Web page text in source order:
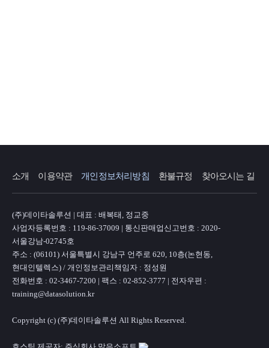
소개 이용약관 개인정보처리방침 환불규정 찾아오시는 길
(주)데이타솔루션 | 대표 : 배복태, 정교중
사업자등록번호 : 119-86-37009 | 통신판매업신고번호 : 2020-
서울강남-02745호
주소 : (06101) 서울특별시 강남구 언주로 620, 10층(논현동,
현대인텔렉스) / 개인정보관리책임자 : 정성원
전화번호 : 02-3467-7200 | 팩스 : 02-852-3777 | 전자우편 :
training@datasolution.kr
Copyright (c) (주)데이타솔루션 All Rights Reserved.